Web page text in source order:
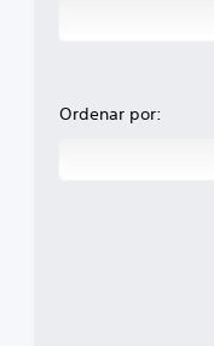
Ordenar por: